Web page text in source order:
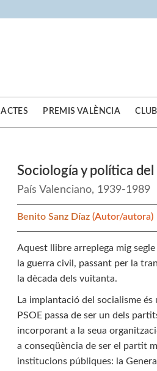
ACTES PREMIS VALÈNCIA
Sociología y política
País Valenciano, 1939-1989
Benito Sanz Díaz(Autor/autora)
Aquest llibre arreplega mig
la guerra civil, passant per la
la dècada dels vuitanta.
La implantació del socialisme
PSOE passa de ser un dels
incorporant a la seua
a conseqüència de ser el partit
institucions públiques: la